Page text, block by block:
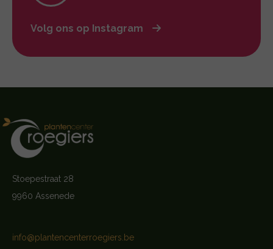
Volg ons op Instagram
Stoepestraat 28
9960 Assenede
info@plantencenterroegiers.be